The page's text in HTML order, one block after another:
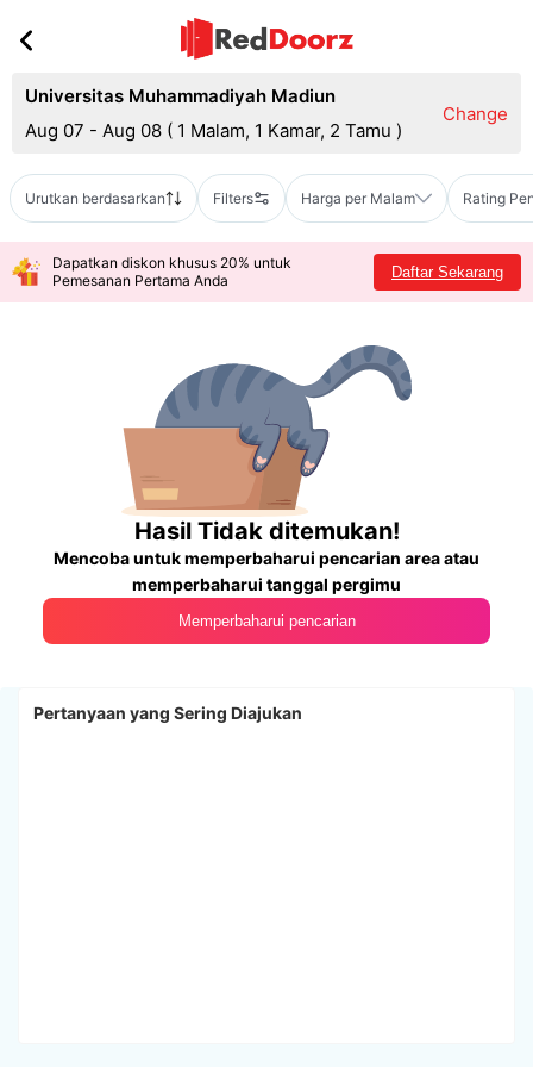
Universitas Muhammadiyah Madiun
Aug 07 - Aug 08 ( 1 Malam, 1 Kamar, 2 Tamu )
Change
Urutkan berdasarkan Filters Harga per Malam Rating
Dapatkan diskon khusus 20% untuk
Pemesanan Pertama Anda
Daftar Sekarang
Hasil Tidak ditemukan!
Mencoba untuk memperbaharui pencarian area atau
memperbaharui tanggal pergimu
Memperbaharui pencarian
Pertanyaan yang Sering Diajukan